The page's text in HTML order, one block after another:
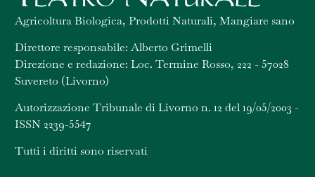
Agricoltura Biologica, Prodotti Naturali, Mangiare sano
Direttore responsabile: Alberto Grimelli
Direzione e redazione: Loc. Termine Rosso, 222 - 57028
Suvereto (Livorno)
Autorizzazione Tribunale di Livorno n. 12 del 19/05/2003 -
ISSN 2239-5547
Tutti i diritti sono riservati